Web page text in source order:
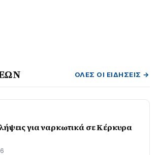
ΌΛΕΣ ΟΙ ΕΙΔΉΣΕΙΣ →
για ναρκωτικά σε Κέρκυρα